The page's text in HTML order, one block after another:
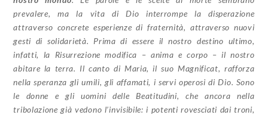
prevalere, ma la vita di Dio interrompe la disperazione
attraverso concrete esperienze di fraternità, attraverso nuovi
gesti di solidarietà. Prima di essere il nostro destino ultimo,
infatti, la Risurrezione modifica – anima e corpo – il nostro
abitare la terra. Il canto di Maria, il suo Magnificat, rafforza
nella speranza gli umili, gli affamati, i servi operosi di Dio. Sono
le donne e gli uomini delle Beatitudini, che ancora nella
tribolazione già vedono l’invisibile: i potenti rovesciati dai troni,